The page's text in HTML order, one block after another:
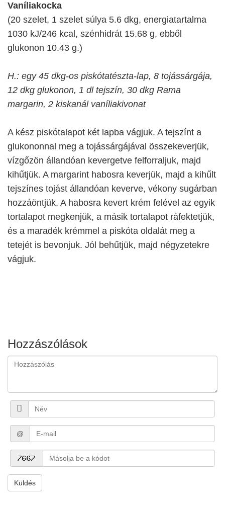
Vaníliakocka
(20 szelet, 1 szelet súlya 5.6 dkg, energiatartalma
1030 kJ/246 kcal, szénhidrát 15.68 g, ebből
glukonon 10.43 g.)
H.: egy 45 dkg-os piskótatészta-lap, 8 tojássárgája,
12 dkg glukonon, 1 dl tejszín, 30 dkg Rama
margarin, 2 kiskanál vaníliakivonat
A kész piskótalapot két lapba vágjuk. A tejszínt a
glukononnal meg a tojássárgájával összekeverjük,
vízgőzön állandóan kevergetve felforraljuk, majd
kihűtjük. A margarint habosra keverjük, majd a kihűlt
tejszínes tojást állandóan keverve, vékony sugárban
hozzáöntjük. A habosra kevert krém felével az egyik
tortalapot megkenjük, a másik tortalapot ráfektetjük,
és a maradék krémmel a piskóta oldalát meg a
tetejét is bevonjuk. Jól behűtjük, majd négyzetekre
vágjuk.
Hozzászólások
@
Küldés